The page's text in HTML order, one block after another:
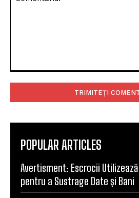
POPULAR ARTICLES
Avertisment: Escrocii Utilizează
pentru a Sustrage Date și Bani